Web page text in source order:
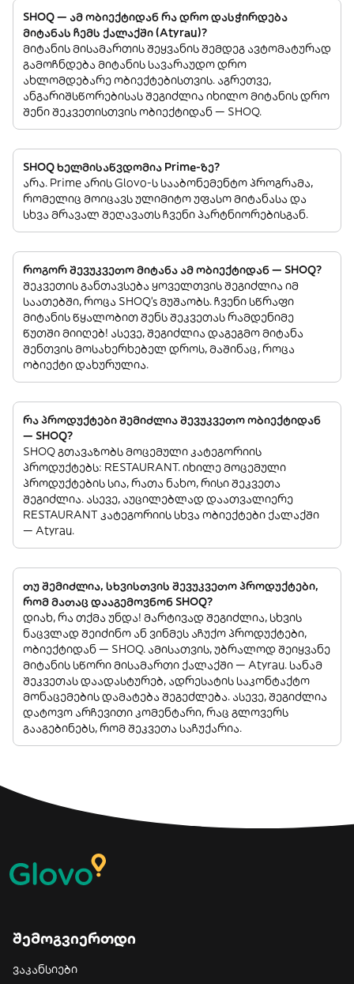
SHOQ — ამ ობიექტიდან რა დრო დასჭირდება
მიტანას ჩემს ქალაქში (Atyrau)?
მიტანის მისამართის შეყვანის შემდეგ ავტომატურად
გამოჩნდება მიტანის სავარაუდო დრო
ახლომდებარე ობიექტებისთვის. აგრეთვე,
ანგარიშსწორებისას შეგიძლია იხილო მიტანის დრო
შენი შეკვეთისთვის ობიექტიდან — SHOQ.
SHOQ ხელმისაწვდომია Prime-ზე?
არა. Prime არის Glovo-ს სააბონემენტო პროგრამა,
რომელიც მოიცავს ულიმიტო უფასო მიტანასა და
სხვა მრავალ შეღავათს ჩვენი პარტნიორებისგან.
როგორ შევუკვეთო მიტანა ამ ობიექტიდან — SHOQ?
შეკვეთის განთავსება ყოველთვის შეგიძლია იმ
საათებში, როცა SHOQ’s მუშაობს. ჩვენი სწრაფი
მიტანის წყალობით შენს შეკვეთას რამდენიმე
წუთში მიიღებ! ასევე, შეგიძლია დაგეგმო მიტანა
შენთვის მოსახერხებელ დროს, მაშინაც, როცა
ობიექტი დახურულია.
რა პროდუქტები შემიძლია შევუკვეთო ობიექტიდან
— SHOQ?
SHOQ გთავაზობს მოცემული კატეგორიის
პროდუქტებს: RESTAURANT. იხილე მოცემული
პროდუქტების სია, რათა ნახო, რისი შეკვეთა
შეგიძლია. ასევე, აუცილებლად დაათვალიერე
RESTAURANT კატეგორიის სხვა ობიექტები ქალაქში
— Atyrau.
თუ შემიძლია, სხვისთვის შევუკვეთო პროდუქტები,
რომ მათაც დააგემოვნონ SHOQ?
დიახ, რა თქმა უნდა! მარტივად შეგიძლია, სხვის
ნაცვლად შეიძინო ან ვინმეს აჩუქო პროდუქტები,
ობიექტიდან — SHOQ. ამისათვის, უბრალოდ შეიყვანე
მიტანის სწორი მისამართი ქალაქში — Atyrau. სანამ
შეკვეთას დაადასტურებ, ადრესატის საკონტაქტო
მონაცემების დამატება შეგეძლება. ასევე, შეგიძლია
დატოვო არჩევითი კომენტარი, რაც გლოვერს
გააგებინებს, რომ შეკვეთა საჩუქარია.
შემოგვიერთდი
ვაკანსიები